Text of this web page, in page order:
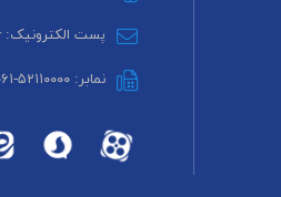
پست الکترونیک: info@petzone.ir
نمابر: ۵۲۱۱۰۰۰۰-۰۶۱